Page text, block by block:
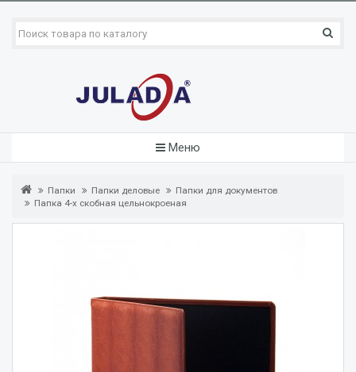
Меню
Папки Папки деловые
Папки для документов
Папка 4-х скобная цельнокроеная